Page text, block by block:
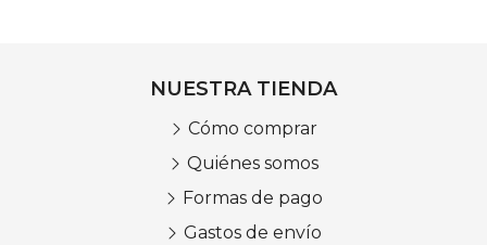
NUESTRA TIENDA
Cómo comprar
Quiénes somos
Formas de pago
Gastos de envío